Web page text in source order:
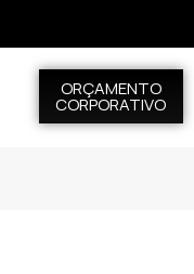
ORÇAMENTO
CORPORATIVO